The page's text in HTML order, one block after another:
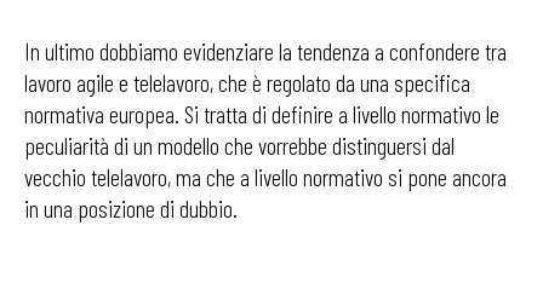
In ultimo dobbiamo evidenziare la tendenza a confondere tra
lavoro agile e telelavoro, che è regolato da una specifica
normativa europea. Si tratta di definire a livello normativo le
peculiarità di un modello che vorrebbe distinguersi dal
vecchio telelavoro, ma che a livello normativo si pone ancora
in una posizione di dubbio.